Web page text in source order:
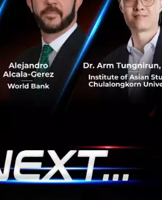
านเทคโนโลยีจะทวีความเข้มข้นขึ้น
ละเพิ่มรายได้
การตัดสินใจของผู้ใช้และจะเริ่ม
รพยากรณ์ข้อมูลลูกค้าเชิงลึก
การและกรณีที่หลากหลาย เพื่อ